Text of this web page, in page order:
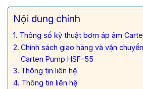
Nội dung chính
Thông số kỹ thuật bơm áp âm
Chính sách giao hàng và vận
Carten Pump HSF-55
Thông tin liên hệ
Thông tin liên hệ